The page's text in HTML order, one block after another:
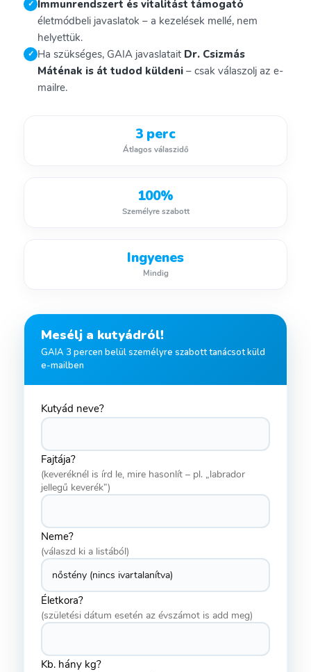
✓ Immunrendszert és vitalitást támogató
életmódbeli javaslatok – a kezelések mellé, nem
helyettük.
✓ Ha szükséges, GAIA javaslatait Dr. Csizmás
Máténak is át tudod küldeni – csak válaszolj az e-
mailre.
3 perc
Átlagos válaszidő
100%
Személyre szabott
Ingyenes
Mindig
Mesélj a kutyádról!
GAIA 3 percen belül személyre szabott tanácsot küld
e-mailben
Kutyád neve?
Fajtája?
(keveréknél is írd le, mire hasonlít – pl. „labrador
jellegű keverék”)
Neme?
(válaszd ki a listából)
Életkora?
(születési dátum esetén az évszámot is add meg)
Kb. hány kg?